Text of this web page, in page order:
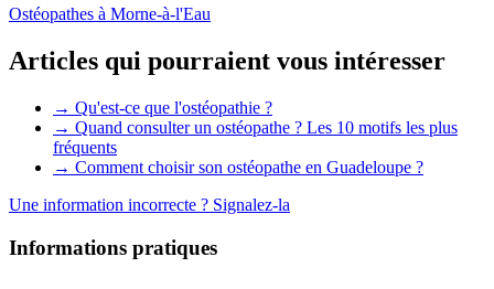
Ostéopathes à Morne-à-l'Eau
Articles qui pourraient vous intéresser
→ Qu'est-ce que l'ostéopathie ?
→ Quand consulter un ostéopathe ? Les 10 motifs les plus
fréquents
→ Comment choisir son ostéopathe en Guadeloupe ?
Une information incorrecte ? Signalez-la
Informations pratiques